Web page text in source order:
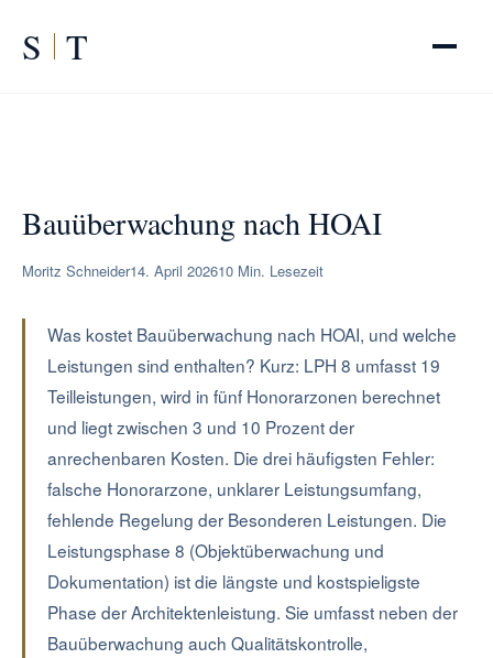
S T
Bauüberwachung nach HOAI
Moritz Schneider14. April 202610 Min. Lesezeit
Was kostet Bauüberwachung nach HOAI, und welche
Leistungen sind enthalten? Kurz: LPH 8 umfasst 19
Teilleistungen, wird in fünf Honorarzonen berechnet
und liegt zwischen 3 und 10 Prozent der
anrechenbaren Kosten. Die drei häufigsten Fehler:
falsche Honorarzone, unklarer Leistungsumfang,
fehlende Regelung der Besonderen Leistungen. Die
Leistungsphase 8 (Objektüberwachung und
Dokumentation) ist die längste und kostspieligste
Phase der Architektenleistung. Sie umfasst neben der
Bauüberwachung auch Qualitätskontrolle,